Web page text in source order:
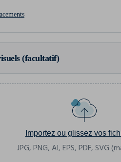
(facultatif)
Importez ou glissez vos
JPG, PNG, AI, EPS, PDF, SVG